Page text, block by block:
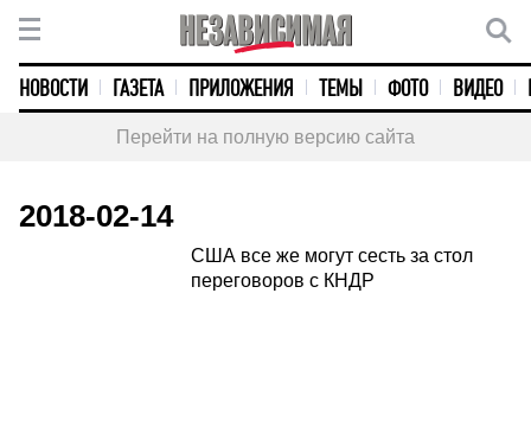
НОВОСТИ ГАЗЕТА ПРИЛОЖЕНИЯ ТЕМЫ ФОТО ВИДЕО
Перейти на полную версию сайта
2018-02-14
США все же могут сесть за стол
переговоров с КНДР